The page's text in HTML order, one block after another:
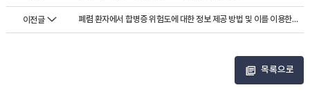
이전글 폐렴 환자에서 합병증 위험도에 대한 정보 제공 방법 및 이를 이용한 폐렴 환자에...
목록으로